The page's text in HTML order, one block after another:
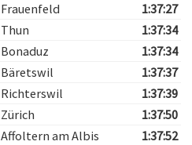
Frauenfeld
1:37:27
Thun
1:37:34
Bonaduz
1:37:34
Bäretswil
1:37:37
Richterswil
1:37:39
Zürich
1:37:50
Affoltern am Albis
1:37:52